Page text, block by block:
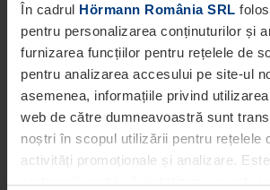
În cadrul Hörmann România SRL
pentru personalizarea conținuturilor și
furnizarea funcțiilor pentru rețelele de
pentru analizarea accesului pe site-ul
asemenea, informațiile privind
web de către dumneavoastră sunt
noștri în scopul utilizării pentru rețelele
activități promoționale și analizare.
partenerii noștri să sintetizeze aceste